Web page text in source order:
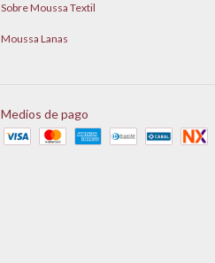
Sobre Moussa Textil
Moussa Lanas
Medios de pago